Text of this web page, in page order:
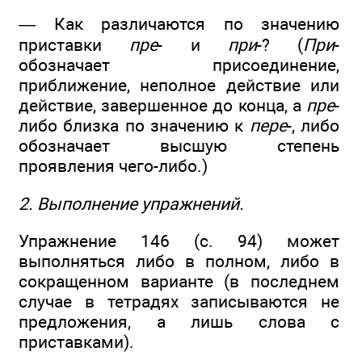
— Как различаются по значению
приставки пре- и при-? (При-
обозначает присоединение,
приближение, неполное действие или
действие, завершенное до конца, а пре-
либо близка по значению к пере-, либо
обозначает высшую степень
проявления чего-либо.)
2. Выполнение упражнений.
Упражнение 146 (с. 94) может
выполняться либо в полном, либо в
сокращенном варианте (в последнем
случае в тетрадях записываются не
предложения, а лишь слова с
приставками).